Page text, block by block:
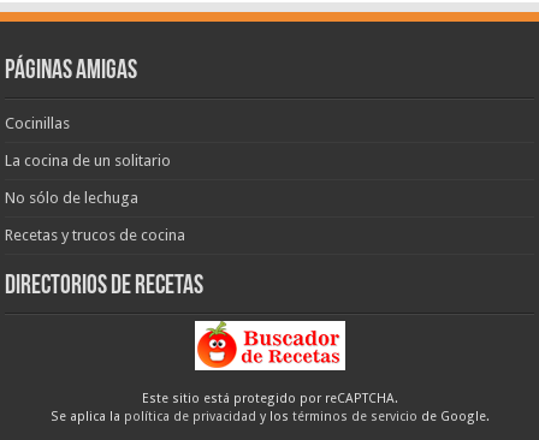
Páginas amigas
Cocinillas
La cocina de un solitario
No sólo de lechuga
Recetas y trucos de cocina
Directorios de recetas
Este sitio está protegido por reCAPTCHA.
Se aplica la política de privacidad y los términos de servicio de Google.